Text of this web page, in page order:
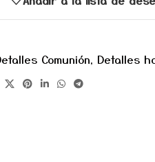
Comunión, Detalles